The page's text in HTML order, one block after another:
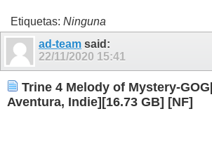
Etiquetas: Ninguna
ad-team said:
22/11/2020 15:41
Trine 4 Melody of Mystery-
Aventura, Indie][16.73 GB] [NF]